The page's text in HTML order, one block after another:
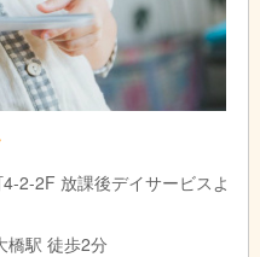
2-2F 放課後デイサービスよ
橋駅 徒歩2分